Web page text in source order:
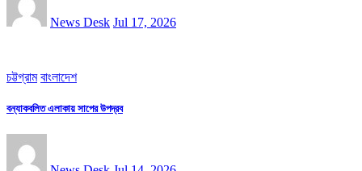
News Desk Jul 17, 2026
চট্টগ্রাম বাংলাদেশ
বন্যাকবলিত এলাকায় সাপের উপদ্রব